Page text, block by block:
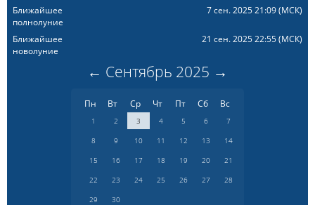
Ближайшее
полнолуние
7 сен. 2025 21:09(МСК)
Ближайшее
новолуние
21 сен. 2025 22:55(МСК)
← Сентябрь 2025 →
Пн Вт Ср Чт Пт Сб Вс
1 2 3 4 5 6
7
8
9 10 11 12 13
14
15
16 17 18 19 20
21
22
23 24 25 26 27
28
29
30